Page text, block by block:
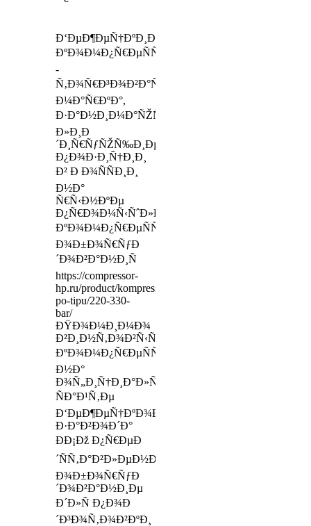
Ð‘ÐµÐ¶ÐµÑ†ÐºÐ¸Ð¹
ÐºÐ¾Ð¼Ð¿Ñ€ÐµÑÑÐ¾Ñ€
-
Ñ‚Ð¾Ñ€Ð³Ð¾Ð²Ð°Ñ
Ð¼Ð°Ñ€ÐºÐ°,
Ð·Ð°Ð½Ð¸Ð¼Ð°ÑŽÑ‰Ð°Ñ
Ð»Ð¸Ð
´Ð¸Ñ€ÑƒÑŽÑ‰Ð¸Ðµ
Ð¿Ð¾Ð·Ð¸Ñ†Ð¸Ð¸
Ð² Ð Ð¾ÑÑÐ¸Ð¸
Ð½Ð°
Ñ€Ñ‹Ð½ÐºÐµ
Ð¿Ñ€Ð¾Ð¼Ñ‹ÑˆÐ»ÐµÐ½Ð½Ð¾Ð³Ð¾
ÐºÐ¾Ð¼Ð¿Ñ€ÐµÑÑÐ¾Ñ€Ð½Ð¾Ð³Ð¾
Ð¾Ð±Ð¾Ñ€ÑƒÐ
´Ð¾Ð²Ð°Ð½Ð¸Ñ
https://compressor-
hp.ru/product/kompressory-
po-tipu/220-330-
bar/
ÐŸÐ¾Ð¼Ð¸Ð¼Ð¾
Ð²Ð¸Ð½Ñ‚Ð¾Ð²Ñ‹Ñ…
ÐºÐ¾Ð¼Ð¿Ñ€ÐµÑÑÐ¾Ñ€Ð¾Ð²,
Ð½Ð°
Ð¾Ñ„Ð¸Ñ†Ð¸Ð°Ð»ÑŒÐ½Ð¾Ð¼
ÑÐ°Ð¹Ñ‚Ðµ
Ð‘ÐµÐ¶ÐµÑ†ÐºÐ¾Ð³Ð¾
Ð·Ð°Ð²Ð¾Ð´Ð°
ÐÐ¡Ðž Ð¿Ñ€ÐµÐ
´ÑÑ‚Ð°Ð²Ð»ÐµÐ½Ð¾
Ð¾Ð±Ð¾Ñ€ÑƒÐ
´Ð¾Ð²Ð°Ð½Ð¸Ðµ
Ð´Ð»Ñ Ð¿Ð¾Ð
´Ð³Ð¾Ñ‚Ð¾Ð²ÐºÐ¸